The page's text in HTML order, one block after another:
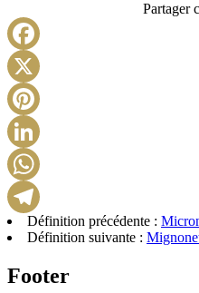
Partager
Définition précédente :
Définition suivante :
Footer